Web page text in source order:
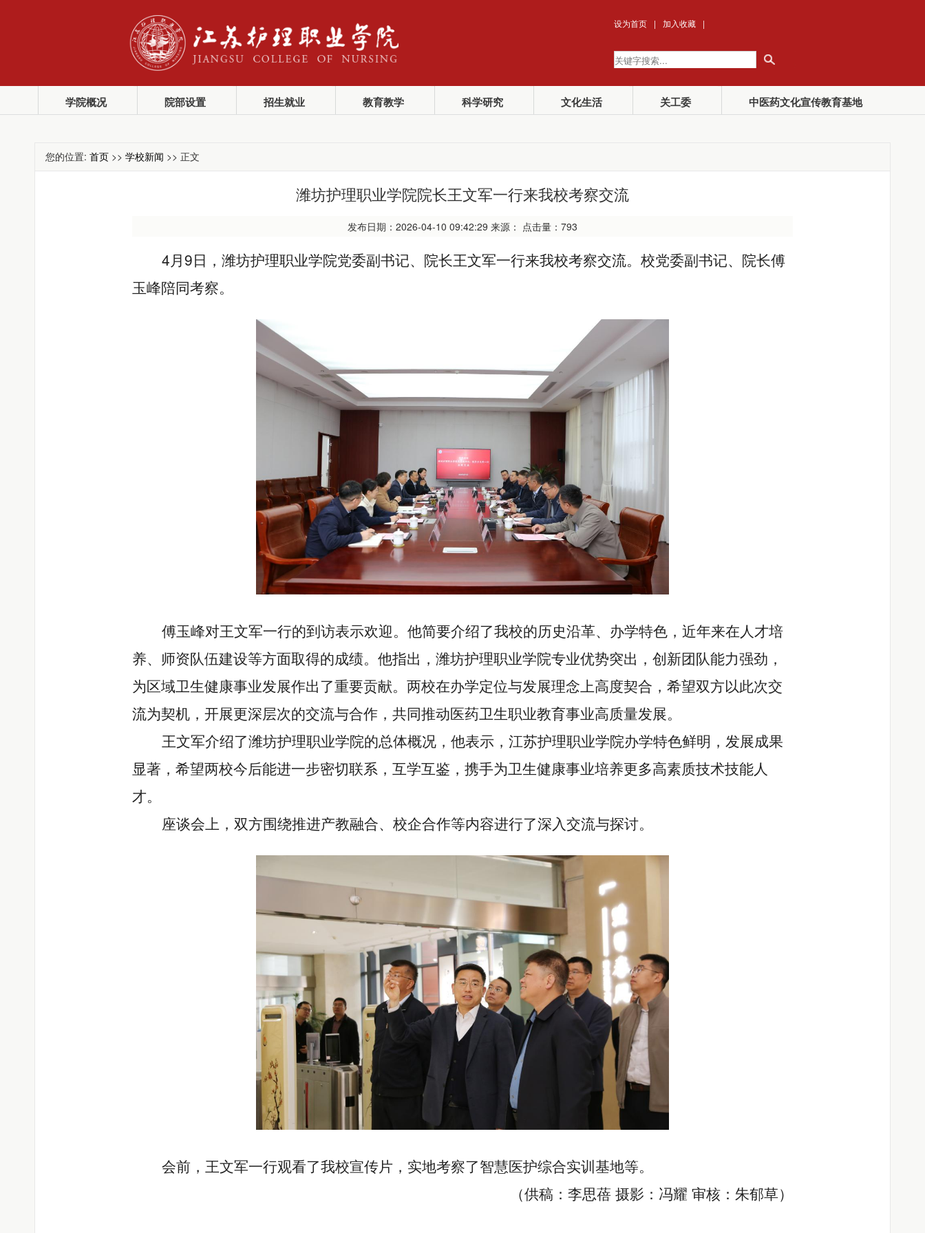
设为首页 | 加入收藏 |
学院概况 院部设置 招生就业 教育教学 科学研究 文化生活 关工委 中医药文化宣传教育基地
您的位置: 首页 >> 学校新闻 >> 正文
潍坊护理职业学院院长王文军一行来我校考察交流
发布日期：2026-04-10 09:42:29 来源： 点击量： 793
4月9日，潍坊护理职业学院党委副书记、院长王文军一行来我校考察交流。校党委副书记、院长傅
玉峰陪同考察。
傅玉峰对王文军一行的到访表示欢迎。他简要介绍了我校的历史沿革、办学特色，近年来在人才培
养、师资队伍建设等方面取得的成绩。他指出，潍坊护理职业学院专业优势突出，创新团队能力强劲，
为区域卫生健康事业发展作出了重要贡献。两校在办学定位与发展理念上高度契合，希望双方以此次交
流为契机，开展更深层次的交流与合作，共同推动医药卫生职业教育事业高质量发展。
王文军介绍了潍坊护理职业学院的总体概况，他表示，江苏护理职业学院办学特色鲜明，发展成果
显著，希望两校今后能进一步密切联系，互学互鉴，携手为卫生健康事业培养更多高素质技术技能人
才。
座谈会上，双方围绕推进产教融合、校企合作等内容进行了深入交流与探讨。
会前，王文军一行观看了我校宣传片，实地考察了智慧医护综合实训基地等。
（供稿：李思蓓 摄影：冯耀 审核：朱郁草）